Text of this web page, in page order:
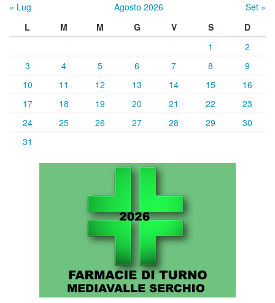
« Lug Agosto 2026
Set »
L
M M G V S
D
1
2
3
4 5 6 7 8
9
10
11 12 13 14 15
16
17
18 19 20 21 22
23
24
25 26 27 28 29
30
31